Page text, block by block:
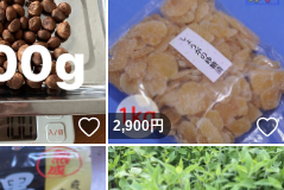
いいね！
2,900円